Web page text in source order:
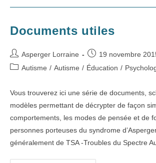
Documents utiles
Auteur/autrice
de
Asperger Lorraine
Publication
publiée :
19 novembre
PostAutisme / Autisme / Éducation /
Vous trouverez ici une série de documents,
modèles permettant de décrypter de façon
comportements, les modes de pensée et de
personnes porteuses du syndrome
généralement de TSA -Troubles du Spectre